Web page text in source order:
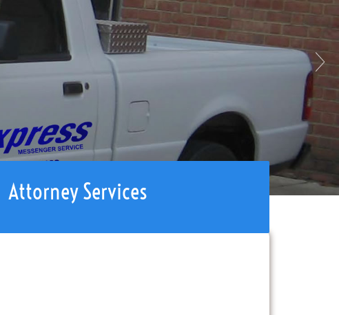
Attorney Services